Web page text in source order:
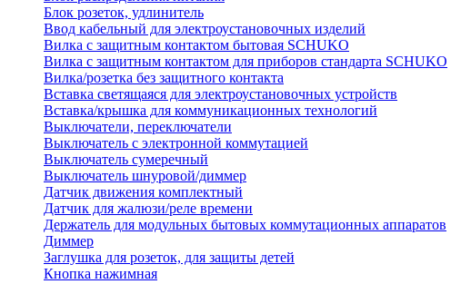
Блок розеток, удлинитель
Ввод кабельный для электроустановочных изделий
Вилка с защитным контактом бытовая SCHUKO
Вилка с защитным контактом для приборов стандарта SCHUKO
Вилка/розетка без защитного контакта
Вставка светящаяся для электроустановочных устройств
Вставка/крышка для коммуникационных технологий
Выключатели, переключатели
Выключатель с электронной коммутацией
Выключатель сумеречный
Выключатель шнуровой/диммер
Датчик движения комплектный
Датчик для жалюзи/реле времени
Держатель для модульных бытовых коммутационных аппаратов
Диммер
Заглушка для розеток, для защиты детей
Кнопка нажимная